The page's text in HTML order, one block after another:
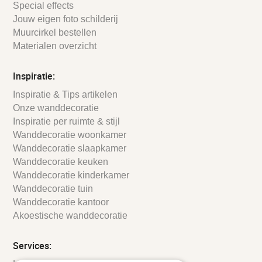
Special effects
Jouw eigen foto schilderij
Muurcirkel bestellen
Materialen overzicht
Inspiratie:
Inspiratie & Tips artikelen
Onze wanddecoratie
Inspiratie per ruimte & stijl
Wanddecoratie woonkamer
Wanddecoratie slaapkamer
Wanddecoratie keuken
Wanddecoratie kinderkamer
Wanddecoratie tuin
Wanddecoratie kantoor
Akoestische wanddecoratie
Services: